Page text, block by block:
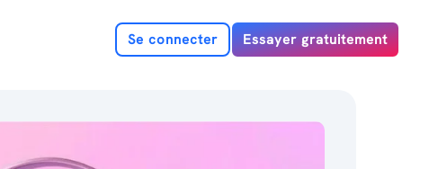
Se connecter Essayer gratuitement